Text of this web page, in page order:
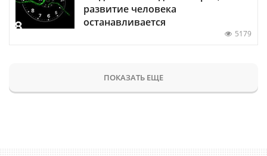
развитие человека
останавливается
5179
ПОКАЗАТЬ ЕЩЕ